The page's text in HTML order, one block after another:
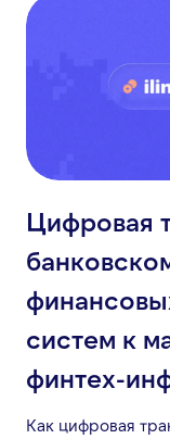
Цифровая
систем к
финтех-
Как цифровая